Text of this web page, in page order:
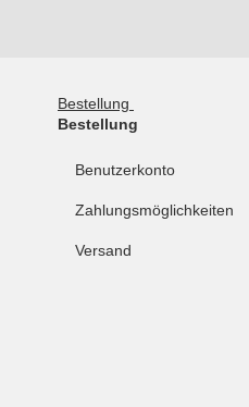
Bestellung
Bestellung
Benutzerkonto
Zahlungsmöglichkeiten
Versand